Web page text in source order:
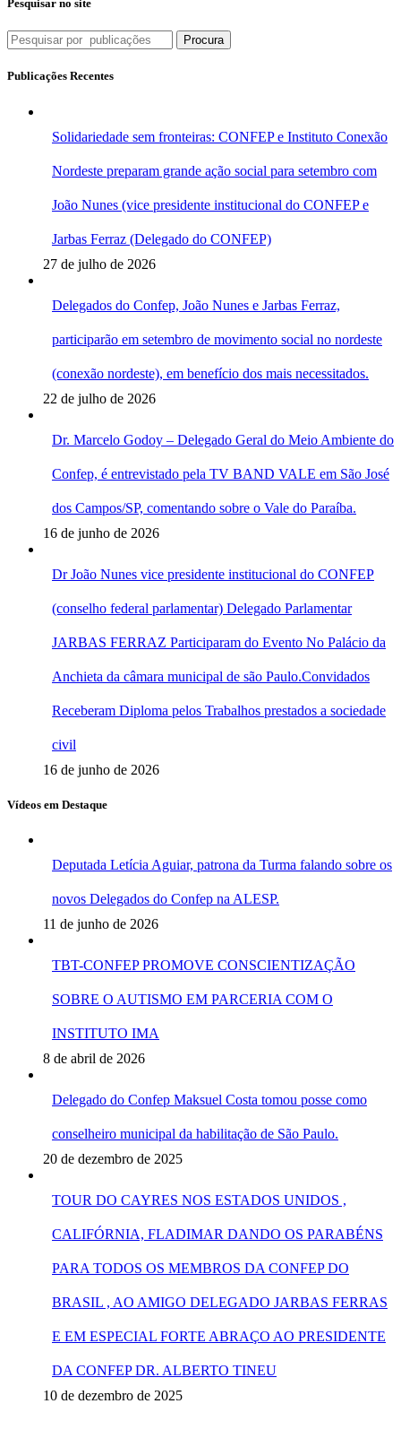
Pesquisar no site
Procura
Publicações Recentes
Solidariedade sem fronteiras: CONFEP e Instituto Conexão
Nordeste preparam grande ação social para setembro com
João Nunes (vice presidente institucional do CONFEP e
Jarbas Ferraz (Delegado do CONFEP)
27 de julho de 2026
Delegados do Confep, João Nunes e Jarbas Ferraz,
participarão em setembro de movimento social no nordeste
(conexão nordeste), em benefício dos mais necessitados.
22 de julho de 2026
Dr. Marcelo Godoy – Delegado Geral do Meio Ambiente do
Confep, é entrevistado pela TV BAND VALE em São José
dos Campos/SP, comentando sobre o Vale do Paraíba.
16 de junho de 2026
Dr João Nunes vice presidente institucional do CONFEP
(conselho federal parlamentar) Delegado Parlamentar
JARBAS FERRAZ Participaram do Evento No Palácio da
Anchieta da câmara municipal de são Paulo.Convidados
Receberam Diploma pelos Trabalhos prestados a sociedade
civil
16 de junho de 2026
Vídeos em Destaque
Deputada Letícia Aguiar, patrona da Turma falando sobre os
novos Delegados do Confep na ALESP.
11 de junho de 2026
TBT-CONFEP PROMOVE CONSCIENTIZAÇÃO
SOBRE O AUTISMO EM PARCERIA COM O
INSTITUTO IMA
8 de abril de 2026
Delegado do Confep Maksuel Costa tomou posse como
conselheiro municipal da habilitação de São Paulo.
20 de dezembro de 2025
TOUR DO CAYRES NOS ESTADOS UNIDOS ,
CALIFÓRNIA, FLADIMAR DANDO OS PARABÉNS
PARA TODOS OS MEMBROS DA CONFEP DO
BRASIL , AO AMIGO DELEGADO JARBAS FERRAS
E EM ESPECIAL FORTE ABRAÇO AO PRESIDENTE
DA CONFEP DR. ALBERTO TINEU
10 de dezembro de 2025